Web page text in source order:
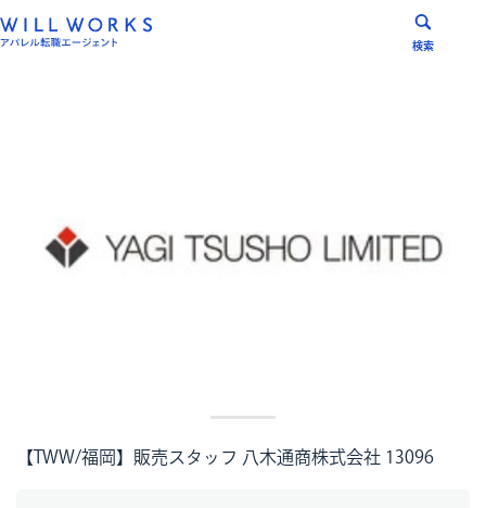
ン
検索
【TWW/福岡】販売スタッフ 八木通商株式会社 13096